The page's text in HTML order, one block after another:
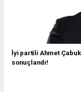
İyi partili Ahmet
sonuçlandı!